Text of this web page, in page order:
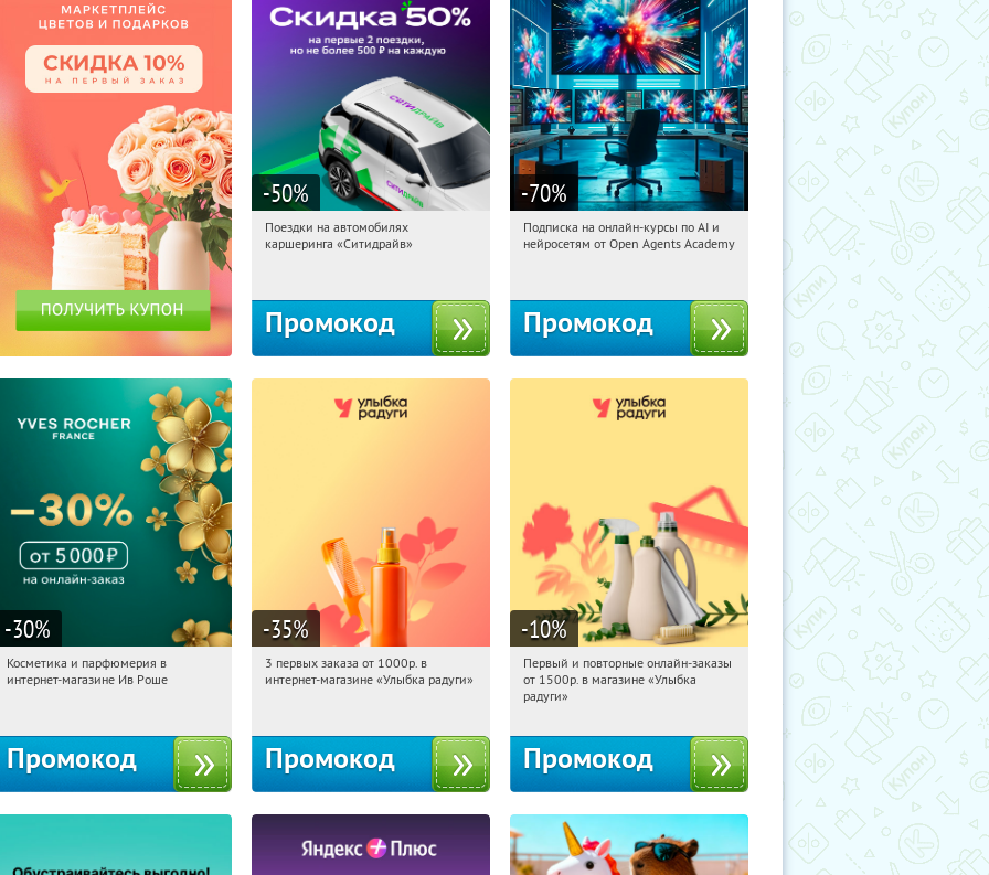
-50%
06:21:26
Получи первым!
Поездки на автомобилях
каршеринга «Ситидрайв»
Промокод
-70%
06:21:26 Получили:
Подписка на онлайн-курсы по AI и
нейросетям от Open Agents Academy
Промокод
-30%
06:21:26 Получили:
Косметика и парфюмерия в
интернет-магазине Ив Роше
Промокод
-35%
06:21:26 Получили:
3 первых заказа от 1000р. в
интернет-магазине «Улыбка радуги»
Промокод
-10%
06:21:26 Получили:1
Россия
Первый и повторные онлайн-заказы
от 1500р. в магазине «Улыбка
радуги»
Промокод